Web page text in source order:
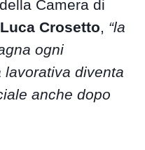
Camera di
Luca Crosetto, “la
ogni
diventa
anche dopo